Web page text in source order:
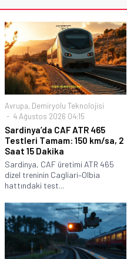
Avrupa, Demiryolu Teknolojisi
4 Ağustos 2026 04:15
Sardinya’da CAF ATR 465
Testleri Tamam: 150 km/sa, 2
Saat 15 Dakika
Sardinya, CAF üretimi ATR 465
dizel treninin Cagliari–Olbia
hattındaki test...